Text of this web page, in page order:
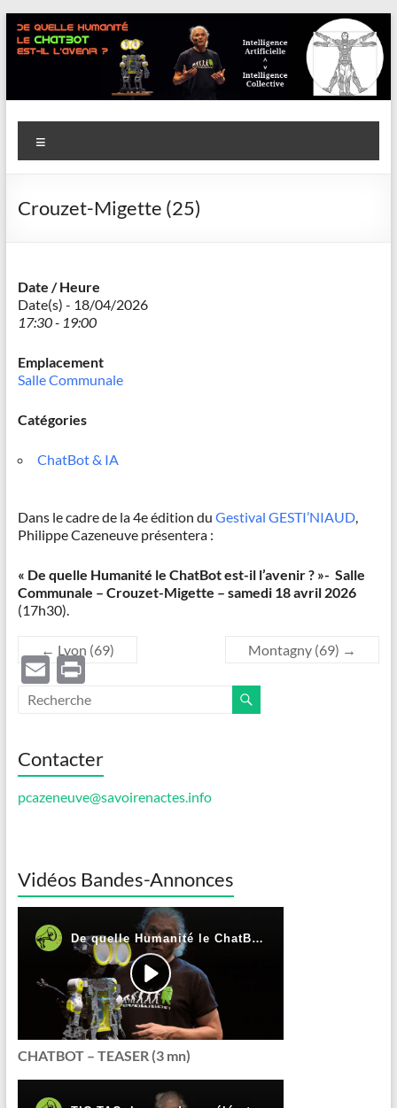
Aller
au
contenu
Savoir
en
actes
Cazeneuve
Crouzet-Migette (25)
Date / Heure
Date(s) - 18/04/2026
17:30 - 19:00
Emplacement
Salle Communale
Catégories
ChatBot & IA
Dans le cadre de la 4e édition du Gestival GESTI’NIAUD,
Philippe Cazeneuve présentera :
« De quelle Humanité le ChatBot est-il l’avenir ? »- Salle
Communale – Crouzet-Migette – samedi 18 avril 2026
(17h30).
E
m
P
ri
← Lyon (69) Montagny (69) →
Contacter
pcazeneuve@savoirenactes.info
Vidéos Bandes-Annonces
CHATBOT – TEASER (3 mn)